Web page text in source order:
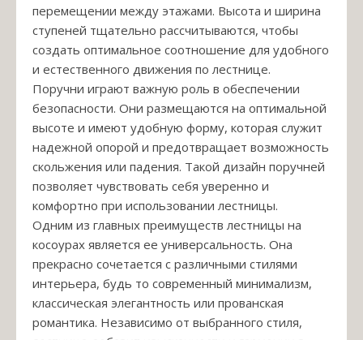
перемещении между этажами. Высота и ширина
ступеней тщательно рассчитываются, чтобы
создать оптимальное соотношение для удобного
и естественного движения по лестнице.
Поручни играют важную роль в обеспечении
безопасности. Они размещаются на оптимальной
высоте и имеют удобную форму, которая служит
надежной опорой и предотвращает возможность
скольжения или падения. Такой дизайн поручней
позволяет чувствовать себя уверенно и
комфортно при использовании лестницы.
Одним из главных преимуществ лестницы на
косоурах является ее универсальность. Она
прекрасно сочетается с различными стилями
интерьера, будь то современный минимализм,
классическая элегантность или прованская
романтика. Независимо от выбранного стиля,